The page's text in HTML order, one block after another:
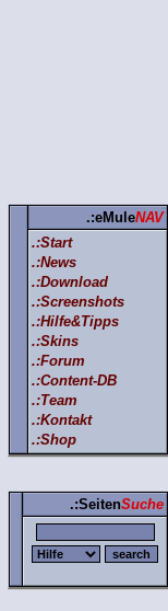
.:eMuleNAV
.:Start
.:News
.:Download
.:Screenshots
.:Hilfe&Tipps
.:Skins
.:Forum
.:Content-DB
.:Team
.:Kontakt
.:Shop
.:SeitenSuche